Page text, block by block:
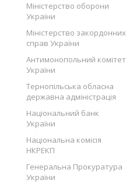
Міністерство оборони
України
Міністерство закордонних
справ України
Антимонопольний комітет
України
Тернопільська обласна
державна адміністрація
Національний банк
України
Національна комісія
НКРЕКП
Генеральна Прокуратура
України